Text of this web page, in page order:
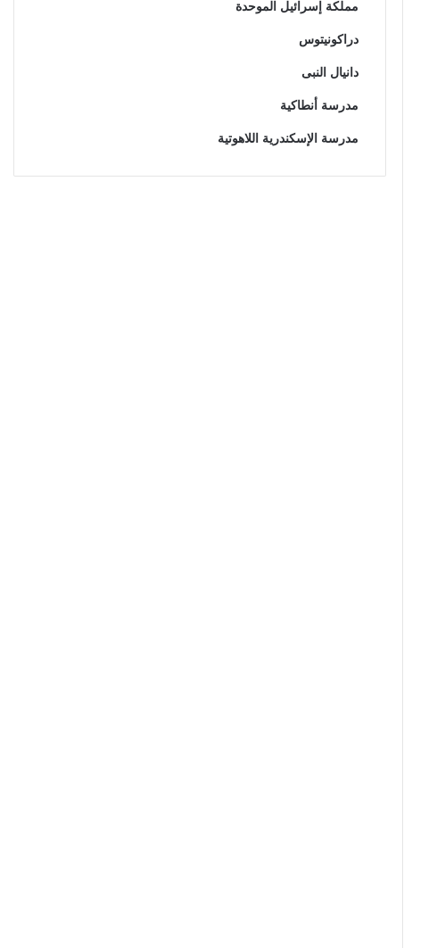
مملكة إسرائيل الموحدة
دراكونيتوس
دانيال النبى
مدرسة أنطاكية
مدرسة الإسكندرية اللاهوتية